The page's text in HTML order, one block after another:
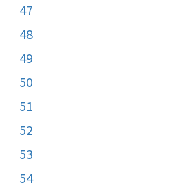
47
48
49
50
51
52
53
54